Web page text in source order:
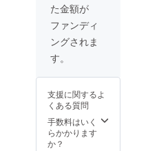
た金額が
ファンディ
ングされま
す。
支援に関するよ
くある質問
手数料はいく
らかかります
か？